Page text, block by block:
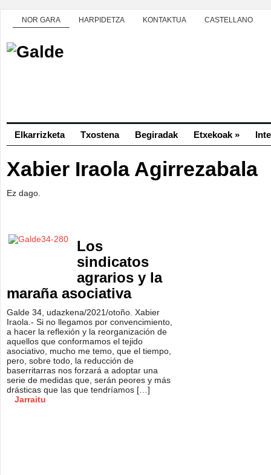
NOR GARA HARPIDETZA KONTAKTUA CASTELLANO
Elkarrizketa Txostena Begiradak Etxekoak »
Xabier Iraola Agirrezabala
Ez dago.
Los
sindicatos
agrarios y la
maraña asociativa
Galde 34, udazkena/2021/otoño. Xabier
Iraola.- Si no llegamos por convencimiento,
a hacer la reflexión y la reorganización de
aquellos que conformamos el tejido
asociativo, mucho me temo, que el tiempo,
pero, sobre todo, la reducción de
baserritarras nos forzará a adoptar una
serie de medidas que, serán peores y más
drásticas que las que tendríamos […]
Jarraitu